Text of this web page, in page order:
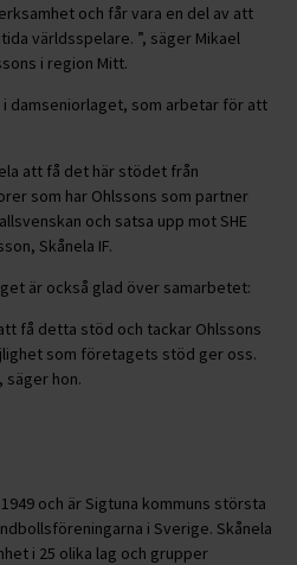
och får vara en del av att
världsspelare. ”, säger Mikael
i region Mitt.
damseniorlaget, som arbetar för att
att få det här stödet från
som har Ohlssons som partner
och satsa upp mot SHE
Skånela IF.
är också glad över samarbetet:
få detta stöd och tackar Ohlssons
som företagets stöd ger oss.
säger hon.
och är Sigtuna kommuns största
i Sverige. Skånela
i 25 olika lag och grupper